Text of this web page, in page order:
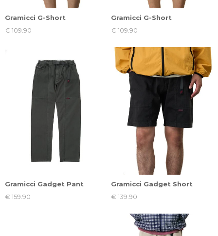
Gramicci G-Short
€ 109.90
Gramicci G-Short
€ 109.90
Gramicci Gadget Pant
€ 159.90
Gramicci Gadget Short
€ 139.90